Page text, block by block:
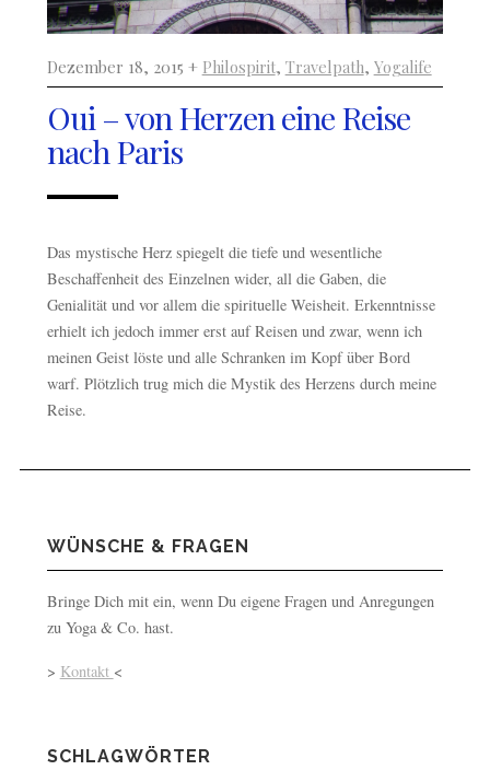
Dezember 18, 2015 + Philospirit, Travelpath, Yogalife
Oui – von Herzen eine Reise
nach Paris
Das mystische Herz spiegelt die tiefe und wesentliche
Beschaffenheit des Einzelnen wider, all die Gaben, die
Genialität und vor allem die spirituelle Weisheit. Erkenntnisse
erhielt ich jedoch immer erst auf Reisen und zwar, wenn ich
meinen Geist löste und alle Schranken im Kopf über Bord
warf. Plötzlich trug mich die Mystik des Herzens durch meine
Reise.
WÜNSCHE & FRAGEN
Bringe Dich mit ein, wenn Du eigene Fragen und Anregungen
zu Yoga & Co. hast.
> Kontakt <
SCHLAGWÖRTER